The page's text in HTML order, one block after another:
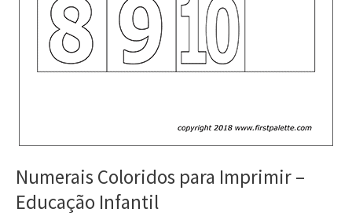
Numerais Coloridos para Imprimir –
Educação Infantil